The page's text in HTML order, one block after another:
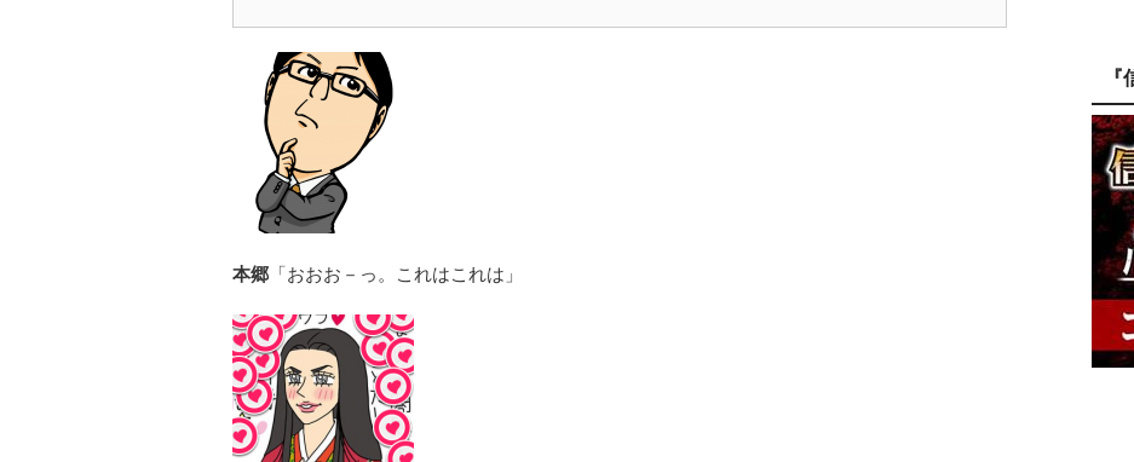
本郷 「おおお－っ。これはこれは」